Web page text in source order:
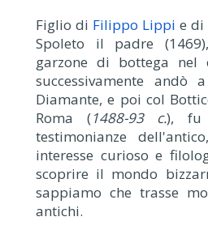
Figlio di Filippo Lippi e di
Spoleto il padre
garzone di bottega nel
successivamente andò
Diamante, e poi col
Roma (1488-93 c.), fu
testimonianze
interesse curioso e
scoprire il mondo
sappiamo che trasse
antichi.